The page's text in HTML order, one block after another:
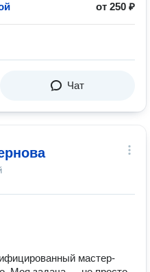
от 250 ₽
Чат
мастер-